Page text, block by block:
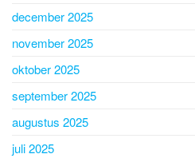
december 2025
november 2025
oktober 2025
september 2025
augustus 2025
juli 2025